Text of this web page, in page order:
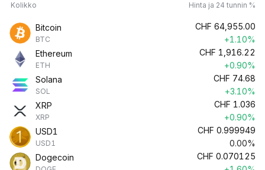
Kolikko Hinta ja 24 tunnin %
Bitcoin
BTC
CHF 64,955.00
+1.10%
Ethereum
ETH
CHF 1,916.22
+0.90%
Solana
SOL
CHF 74.68
+3.10%
XRP
XRP
CHF 1.036
+0.90%
USD1
USD1
CHF 0.999949
0.00%
Dogecoin
CHF 0.070125